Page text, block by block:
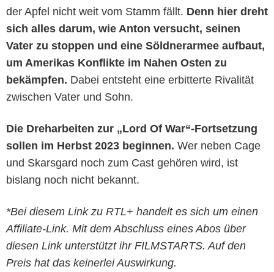
der Apfel nicht weit vom Stamm fällt. Denn hier dreht
sich alles darum, wie Anton versucht, seinen
Vater zu stoppen und eine Söldnerarmee aufbaut,
um Amerikas Konflikte im Nahen Osten zu
bekämpfen. Dabei entsteht eine erbitterte Rivalität
zwischen Vater und Sohn.
Die Dreharbeiten zur „Lord Of War“-Fortsetzung
sollen im Herbst 2023 beginnen. Wer neben Cage
und Skarsgard noch zum Cast gehören wird, ist
bislang noch nicht bekannt.
*Bei diesem Link zu RTL+ handelt es sich um einen
Affiliate-Link. Mit dem Abschluss eines Abos über
diesen Link unterstützt ihr FILMSTARTS. Auf den
Preis hat das keinerlei Auswirkung.